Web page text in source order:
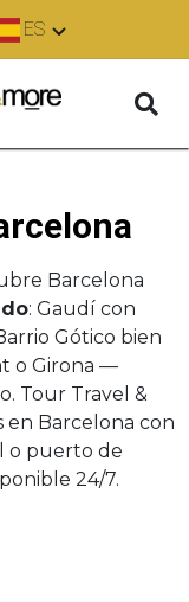
ES
Barcelona
: Gaudí con
Gótico bien
o Girona —
Tour Travel &
en Barcelona con
o puerto de
24/7.